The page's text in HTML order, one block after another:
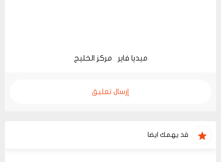
ميديا فاير مركز الخليج
إرسال تعليق
قد يهمك ايضا